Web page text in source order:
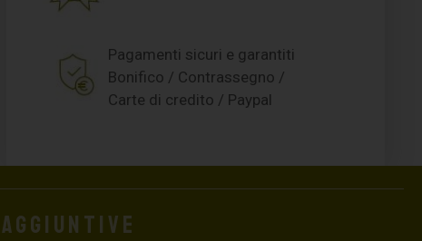
Pagamenti sicuri e garantiti
Bonifico / Contrassegno /
Carte di credito / Paypal